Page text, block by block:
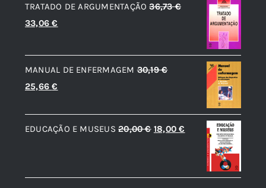
era:
16,79 €.
é:
15,12 €.
TRATADO DE ARGUMENTAÇÃO 36,73€
O
original
era:
36,73 €.
33,06€
atual
é:
33,06 €.
MANUAL DE ENFERMAGEM 30,19€
O
era:
25,66€
é:
EDUCAÇÃO E MUSEUS 20,00€ O
era:
18,00€
preço
é: